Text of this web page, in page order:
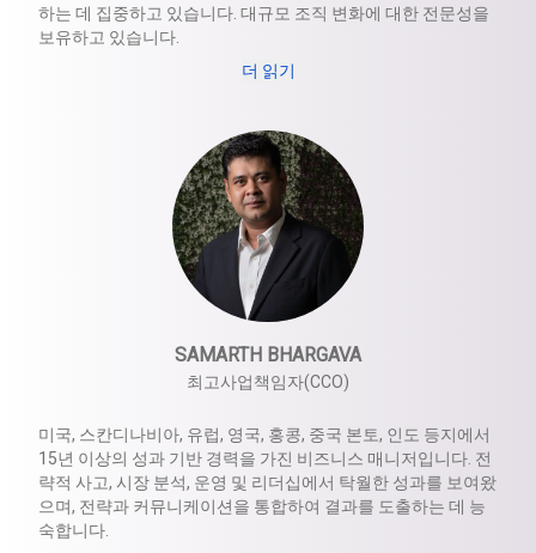
하는 데 집중하고 있습니다. 대규모 조직 변화에 대한 전문성을
보유하고 있습니다.
더 읽기
SAMARTH BHARGAVA
최고사업책임자(CCO)
미국, 스칸디나비아, 유럽, 영국, 홍콩, 중국 본토, 인도 등지에서
15년 이상의 성과 기반 경력을 가진 비즈니스 매니저입니다. 전
략적 사고, 시장 분석, 운영 및 리더십에서 탁월한 성과를 보여왔
으며, 전략과 커뮤니케이션을 통합하여 결과를 도출하는 데 능
숙합니다.